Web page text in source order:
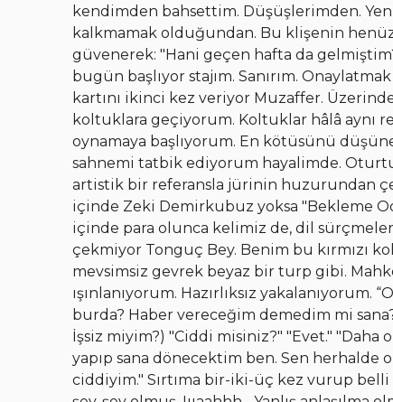
kendimden bahsettim. Düşüşlerimden.
kalkmamak olduğundan. Bu klişenin
güvenerek: "Hani geçen hafta da
bugün başlıyor stajım. Sanırım.
kartını ikinci kez veriyor Muzaffer.
koltuklara geçiyorum. Koltuklar hâlâ aynı
oynamaya başlıyorum. En kötüsünü
sahnemi tatbik ediyorum hayalimde.
artistik bir referansla jürinin huzurundan
içinde Zeki Demirkubuz yoksa "Bekleme
içinde para olunca kelimiz de, dil
çekmiyor Tonguç Bey. Benim bu kırmızı
mevsimsiz gevrek beyaz bir turp gibi.
ışınlanıyorum. Hazırlıksız
burda? Haber vereceğim demedim mi
İşsiz miyim?) "Ciddi misiniz?" "Evet." "Daha
yapıp sana dönecektim ben. Sen herhalde
ciddiyim." Sırtıma bir-iki-üç kez vurup belli